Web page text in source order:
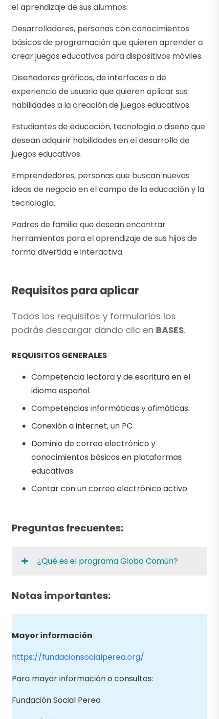
el aprendizaje de sus alumnos.
Desarrolladores, personas con conocimientos
básicos de programación que quieren aprender a
crear juegos educativos para dispositivos móviles.
Diseñadores gráficos, de interfaces o de
experiencia de usuario que quieren aplicar sus
habilidades a la creación de juegos educativos.
Estudiantes de educación, tecnología o diseño que
desean adquirir habilidades en el desarrollo de
juegos educativos.
Emprendedores, personas que buscan nuevas
ideas de negocio en el campo de la educación y la
tecnología.
Padres de familia que desean encontrar
herramientas para el aprendizaje de sus hijos de
forma divertida e interactiva.
Requisitos para aplicar
Todos los requisitos y formularios los
podrás descargar dando clic en BASES.
REQUISITOS GENERALES
Competencia lectora y de escritura en el
idioma español.
Competencias informáticas y ofimáticas.
Conexión a internet, un PC
Dominio de correo electrónico y
conocimientos básicos en plataformas
educativas.
Contar con un correo electrónico activo
Preguntas frecuentes:
¿Qué es el programa Globo Común?
Notas importantes:
Mayor información
https://fundacionsocialperea.org/
Para mayor información o consultas:
Fundación Social Perea